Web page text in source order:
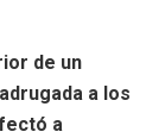
de un
a los
a